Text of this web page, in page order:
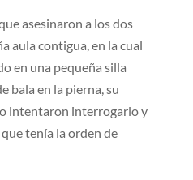
asesinaron a los dos
aula contigua, en la cual
en una pequeña silla
bala en la pierna, su
intentaron interrogarlo y
tenía la orden de